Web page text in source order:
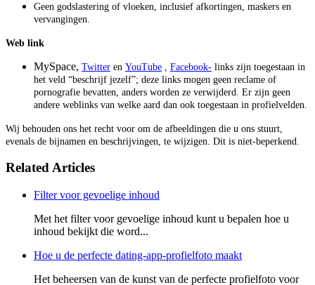
Geen godslastering of vloeken, inclusief afkortingen, maskers en
vervangingen.
Web link
MySpace, Twitter en YouTube Facebook- links zijn toegestaan in
het veld “beschrijf jezelf”; deze links mogen geen reclame of
pornografie bevatten, anders worden ze verwijderd. Er zijn geen
andere weblinks van welke aard dan ook toegestaan in profielvelden.
Wij behouden ons het recht voor om de afbeeldingen die u ons stuurt,
evenals de bijnamen en beschrijvingen, te wijzigen. Dit is niet-beperkend.
Related Articles
Filter voor gevoelige inhoud
Met het filter voor gevoelige inhoud kunt u bepalen hoe u
inhoud bekijkt die word...
Hoe u de perfecte dating-app-profielfoto maakt
Het beheersen van de kunst van de perfecte profielfoto voor